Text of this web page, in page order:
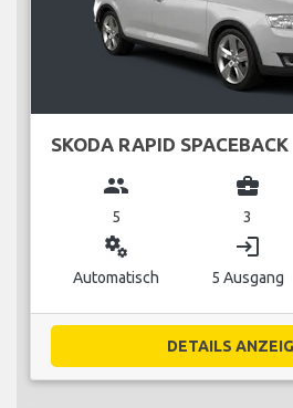
SKODA RAPID SPACEBACK
group
5
business_center
3
miscellaneous_services
Automatisch
login
5 Ausgang
DETAILS